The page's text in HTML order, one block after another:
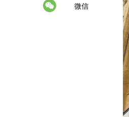
微信